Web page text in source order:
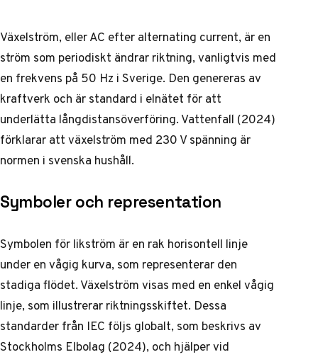
Växelström, eller AC efter alternating current, är en
ström som periodiskt ändrar riktning, vanligtvis med
en frekvens på 50 Hz i Sverige. Den genereras av
kraftverk och är standard i elnätet för att
underlätta långdistansöverföring. Vattenfall (2024)
förklarar att växelström med 230 V spänning är
normen i svenska hushåll.
Symboler och representation
Symbolen för likström är en rak horisontell linje
under en vågig kurva, som representerar den
stadiga flödet. Växelström visas med en enkel vågig
linje, som illustrerar riktningsskiftet. Dessa
standarder från IEC följs globalt, som beskrivs av
Stockholms Elbolag (2024), och hjälper vid